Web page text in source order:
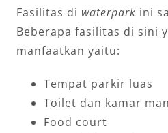
Fasilitas di waterpark ini
Beberapa fasilitas di sini
manfaatkan yaitu:
Tempat parkir luas
Toilet dan kamar
Food court